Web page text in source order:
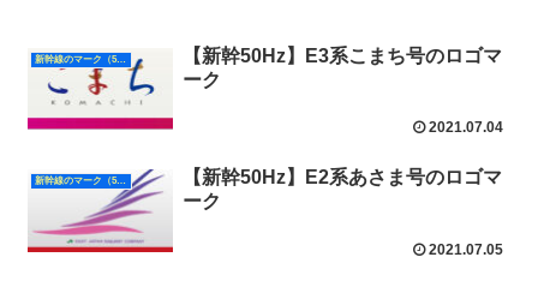
新幹線のマーク（50Hz）
【新幹50Hz】E3系こまち号のロゴマ
ーク
2021.07.04
新幹線のマーク（50Hz）
【新幹50Hz】E2系あさま号のロゴマ
ーク
2021.07.05